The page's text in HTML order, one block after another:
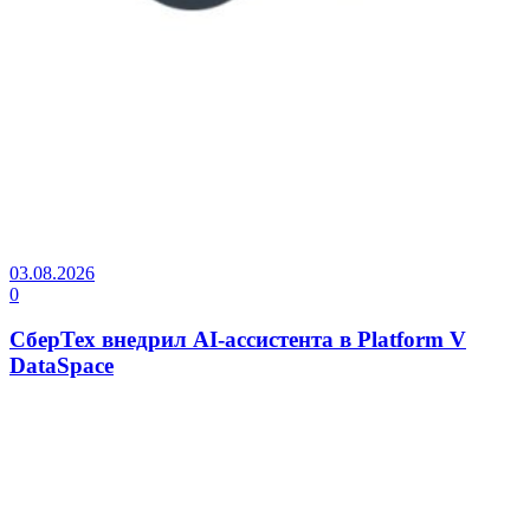
03.08.2026
0
СберТех внедрил AI-ассистента в Platform V
DataSpace